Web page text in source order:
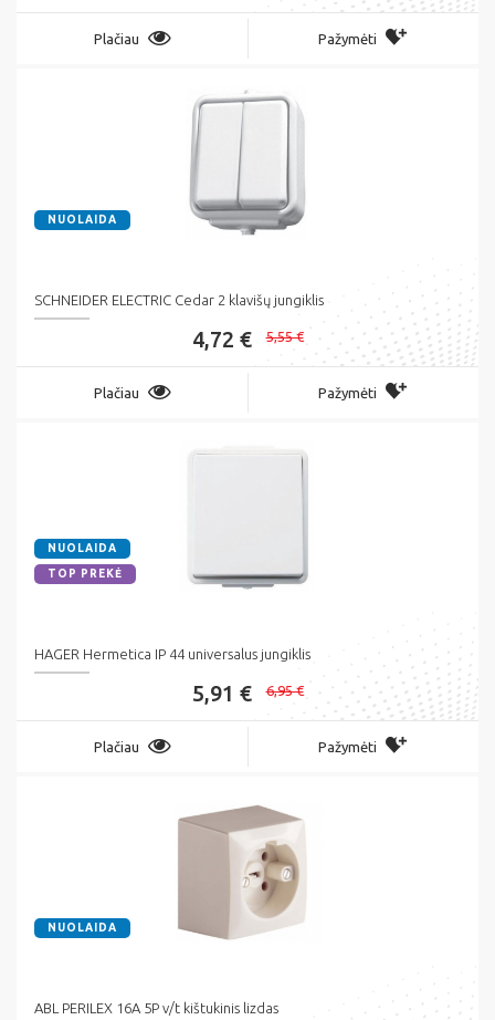
Plačiau Pažymėti
NUOLAIDA
SCHNEIDER ELECTRIC Cedar 2 klavišų jungiklis
4,72 € 5,55 €
Plačiau Pažymėti
NUOLAIDA
TOP PREKĖ
HAGER Hermetica IP 44 universalus jungiklis
5,91 € 6,95 €
Plačiau Pažymėti
NUOLAIDA
ABL PERILEX 16A 5P v/t kištukinis lizdas